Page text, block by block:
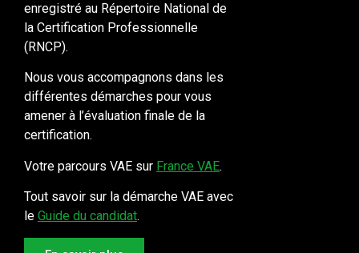
enregistré au Répertoire National de
la Certification Professionnelle
(RNCP).
Nous vous accompagnons dans les
différentes démarches pour vous
amener à l’évaluation finale de la
certification.
Votre parcours VAE sur France VAE.
Tout savoir sur la démarche VAE avec
le Guide du candidat.